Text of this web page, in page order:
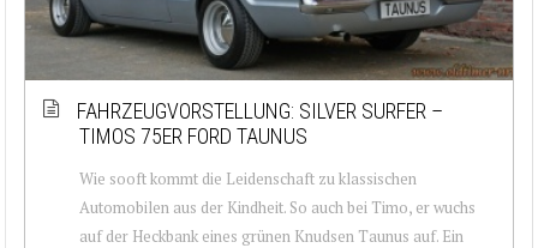
FAHRZEUGVORSTELLUNG: SILVER SURFER –
TIMOS 75ER FORD TAUNUS
Wie sooft kommt die Leidenschaft zu klassischen
Automobilen aus der Kindheit. So auch bei Timo, er wuchs
auf der Heckbank eines grünen Knudsen Taunus auf. Ein